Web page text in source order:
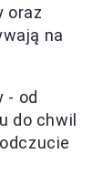
oraz
na
- od
do chwil
odczucie